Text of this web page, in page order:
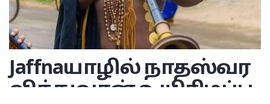
Jaffnaயாழில் நாதஸ்வர
வித்துவான் உயிரிழப்பு